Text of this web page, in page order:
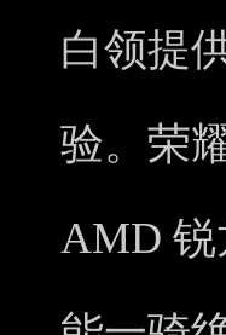
白领提
验。荣
AMD 锐